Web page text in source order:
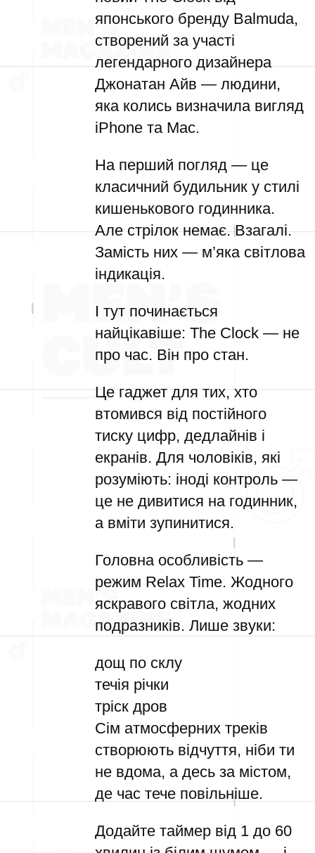
японського бренду Balmuda,
створений за участі
легендарного дизайнера
Джонатан Айв — людини,
яка колись визначила вигляд
iPhone та Mac.
На перший погляд — це
класичний будильник у стилі
кишенькового годинника.
Але стрілок немає. Взагалі.
Замість них — м’яка світлова
індикація.
І тут починається
найцікавіше: The Clock — не
про час. Він про стан.
Це гаджет для тих, хто
втомився від постійного
тиску цифр, дедлайнів і
екранів. Для чоловіків, які
розуміють: іноді контроль —
це не дивитися на годинник,
а вміти зупинитися.
Головна особливість —
режим Relax Time. Жодного
яскравого світла, жодних
подразників. Лише звуки:
дощ по склу
течія річки
тріск дров
Сім атмосферних треків
створюють відчуття, ніби ти
не вдома, а десь за містом,
де час тече повільніше.
Додайте таймер від 1 до 60